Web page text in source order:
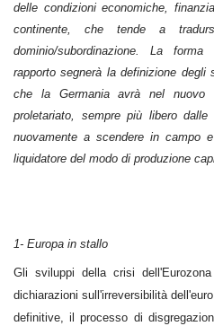
delle condizioni economiche,
continente, che tende a
dominio/subordinazione. La
rapporto segnerà la definizione
che la Germania avrà nel
proletariato, sempre più libero dalle
nuovamente a scendere in campo
liquidatore del modo di produzione
1- Europa in stallo
Gli sviluppi della crisi
dichiarazioni sull'irreversibilità
definitive, il processo di